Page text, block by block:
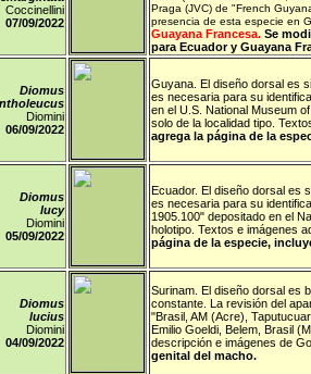
Coccinellini
07/09/2022
Praga (JVC) de "French
presencia de esta especie en
Guayana Francesa. Se
para Ecuador y Guayana
Diomus
Diomini
06/09/2022
Guyana. El diseño dorsal es
es necesaria para su
en el U.S. National Museum
solo de la localidad tipo.
agrega la página de la
Diomus
lucy
Diomini
05/09/2022
Ecuador. El diseño dorsal es
es necesaria para su
1905.100" depositado en el
holotipo. Textos e imágenes
página de la especie,
Diomus
lucius
Diomini
04/09/2022
Surinam. El diseño dorsal es
constante. La revisión del
"Brasil, AM (Acre),
Emilio Goeldi, Belem, Brasil
descripción e imágenes de
genital del macho.